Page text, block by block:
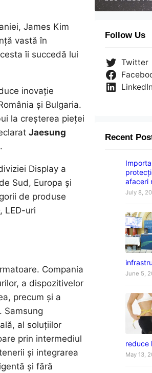
James Kim
vastă în
îi succedă lui
inovație
și Bulgaria.
la creșterea pieței
Jaesung
Display a
Sud, Europa și
de produse
LED-uri
Compania
a dispozitivelor
precum și a
Samsung
al soluțiilor
prin intermediul
și integrarea
și fără
Follow Us
Twitter
LinkedIn
Recent
afaceri
July 8,
June 5,
reduce
May 13,